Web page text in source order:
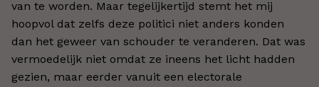
van te worden. Maar tegelijkertijd stemt het mij
hoopvol dat zelfs deze politici niet anders konden
dan het geweer van schouder te veranderen. Dat was
vermoedelijk niet omdat ze ineens het licht hadden
gezien, maar eerder vanuit een electorale